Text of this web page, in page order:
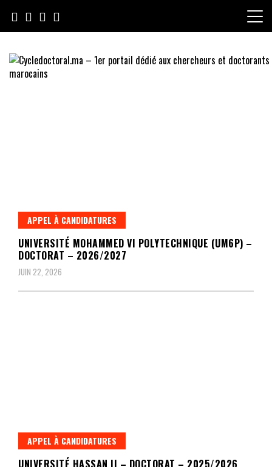
content
APPEL À CANDIDATURES
UNIVERSITÉ MOHAMMED VI POLYTECHNIQUE (UM6P) –
DOCTORAT – 2026/2027
JUIN 22, 2026
APPEL À CANDIDATURES
UNIVERSITÉ HASSAN II – DOCTORAT – 2025/2026